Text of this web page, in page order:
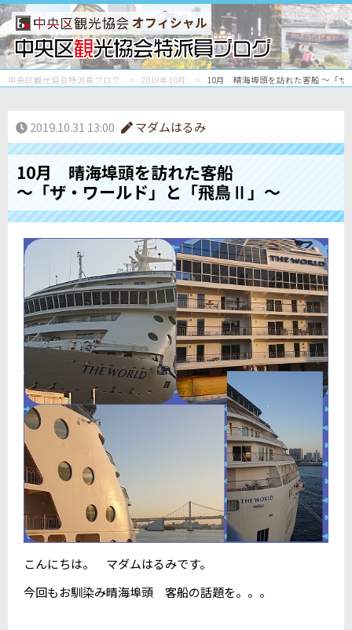
オフィシャル
中央区観光協会特派員ブログ 2019年10月 10月 晴海埠頭を訪れた客船 ～「ザ
2019.10.31 13:00 マダムはるみ
10月 晴海埠頭を訪れた客船
～「ザ・ワールド」と「飛鳥Ⅱ」～
こんにちは。 マダムはるみです。
今回もお馴染み晴海埠頭 客船の話題を。。。